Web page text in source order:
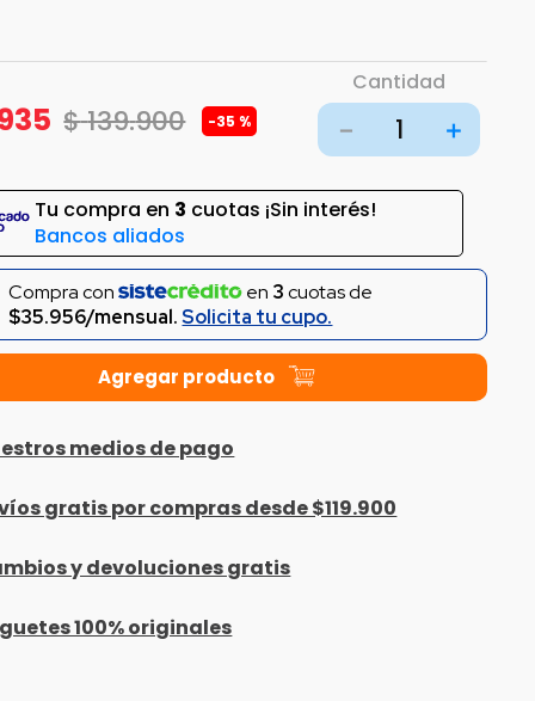
$139.900 -35 %
Cantidad
＋
－
Tu compra en 3 cuotas ¡Sin interés!
Bancos aliados
Compra con en 3cuotas de
$35.956/mensual.Solicita tu cupo.
medios de pago
gratis por compras desde $119.900
y devoluciones gratis
100% originales